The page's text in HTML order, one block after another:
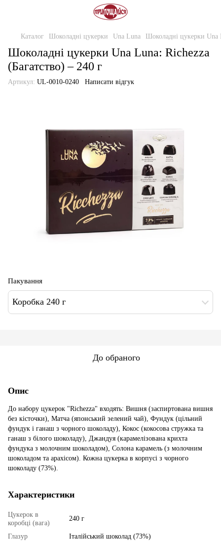
Каталог Шоколадні цукерки Una Luna Шоколадні цукерки Una
Шоколадні цукерки Una Luna: Richezza
(Багатство) – 240 г
Артикул: UL-0010-0240 Написати відгук
Пакування
Коробка 240 г
До обраного
Опис
До набору цукерок "Richezza" входять: Вишня (заспиртована вишня
без кісточки), Матча (японський зелений чай), Фундук (цільний
фундук і ганаш з чорного шоколаду), Кокос (кокосова стружка та
ганаш з білого шоколаду), Джандуя (карамелізована крихта
фундука з молочним шоколадом), Солона карамель (з молочним
шоколадом та арахісом). Кожна цукерка в корпусі з чорного
шоколаду (73%).
Характеристики
Цукерок в
коробці (вага)
240 г
Глазур
Італійський шоколад (73%)